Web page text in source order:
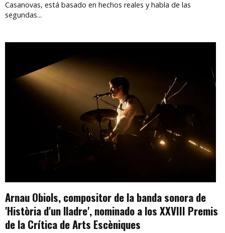
Casanovas, está basado en hechos reales y habla de las
segundas...
Arnau Obiols, compositor de la banda sonora de
'Història d'un lladre', nominado a los XXVIII Premis
de la Crítica de Arts Escèniques